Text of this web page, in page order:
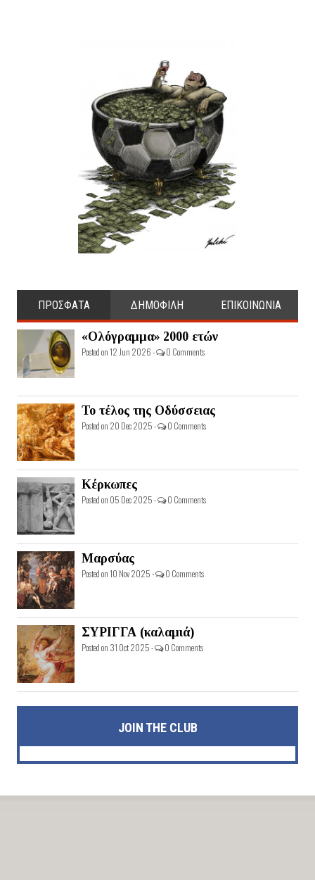
ΠΡΟΣΦΑΤΑ ΔΗΜΟΦΙΛΗ ΕΠΙΚΟΙΝΩΝΙΑ
«Ολόγραμμα» 2000 ετών
Posted on 12 Jun 2026 - 0 Comments
Το τέλος της Οδύσσειας
Posted on 20 Dec 2025 - 0 Comments
Κέρκωπες
Posted on 05 Dec 2025 - 0 Comments
Μαρσύας
Posted on 10 Nov 2025 - 0 Comments
ΣΥΡΙΓΓΑ (καλαμιά)
Posted on 31 Oct 2025 - 0 Comments
JOIN THE CLUB